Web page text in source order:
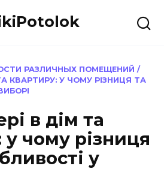
РАЗЛИЧНЫХ ПОМЕЩЕНИЙ /
КВАРТИРУ: У ЧОМУ РІЗНИЦЯ ТА
в дім та
у чому різниця
у